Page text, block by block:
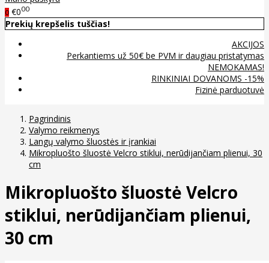
0 €000
Prekių krepšelis tuščias!
AKCIJOS
Perkantiems už 50€ be PVM ir daugiau pristatymas
NEMOKAMAS!
RINKINIAI DOVANOMS -15%
Fizinė parduotuvė
Pagrindinis
Valymo reikmenys
Langų valymo šluostės ir įrankiai
Mikropluošto šluostė Velcro stiklui, nerūdijančiam plienui, 30
cm
Mikropluošto šluostė Velcro
stiklui, nerūdijančiam plienui,
30 cm